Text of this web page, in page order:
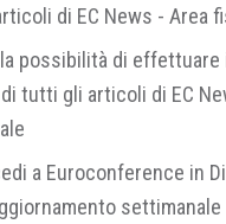
unprofessionista
deve redigere e
perizia di stima della
quotata o del terreno
di EC News - Area
possibilità di effettuare
tutti gli articoli di EC
a Euroconference in